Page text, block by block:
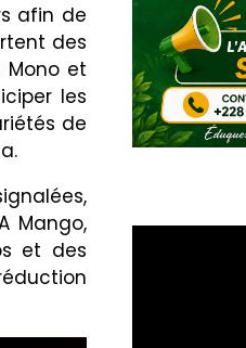
afin de
des
Mono et
les
de
Mango,
et des